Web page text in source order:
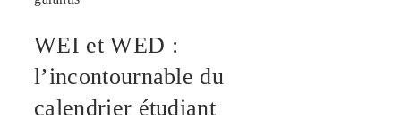
WEI et WED :
l’incontournable du
calendrier étudiant